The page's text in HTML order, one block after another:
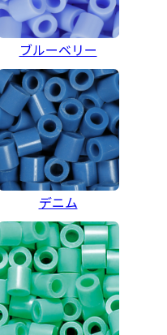
ブルーベリー
デニム